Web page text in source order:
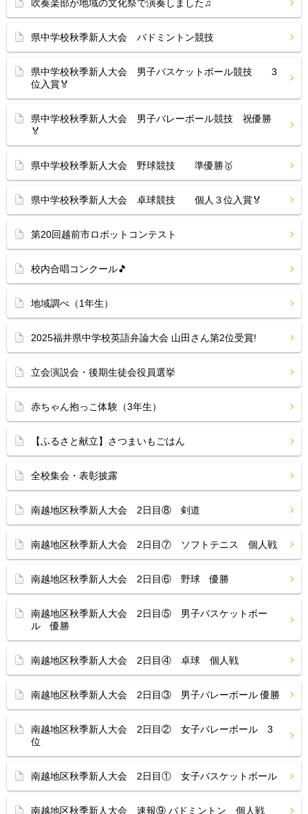
吹奏楽部が地域の文化祭で演奏しました♫
県中学校秋季新人大会 バドミントン競技
県中学校秋季新人大会 男子バスケットボール競技 3
位入賞🏅
県中学校秋季新人大会 男子バレーボール競技 祝優勝
🏅
県中学校秋季新人大会 野球競技 準優勝🥇
県中学校秋季新人大会 卓球競技 個人３位入賞🏅
第20回越前市ロボットコンテスト
校内合唱コンクール🎵
地域調べ（1年生）
2025福井県中学校英語弁論大会 山田さん第2位受賞!
立会演説会・後期生徒会役員選挙
赤ちゃん抱っこ体験（3年生）
【ふるさと献立】さつまいもごはん
全校集会・表彰披露
南越地区秋季新人大会 2日目⑧ 剣道
南越地区秋季新人大会 2日目⑦ ソフトテニス 個人戦
南越地区秋季新人大会 2日目⑥ 野球 優勝
南越地区秋季新人大会 2日目⑤ 男子バスケットボー
ル 優勝
南越地区秋季新人大会 2日目④ 卓球 個人戦
南越地区秋季新人大会 2日目③ 男子バレーボール 優勝
南越地区秋季新人大会 2日目② 女子バレーボール 3
位
南越地区秋季新人大会 2日目① 女子バスケットボール
南越地区秋季新人大会 速報⑨ バドミントン 個人戦